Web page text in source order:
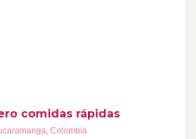
comidas rápidas
, Colombia